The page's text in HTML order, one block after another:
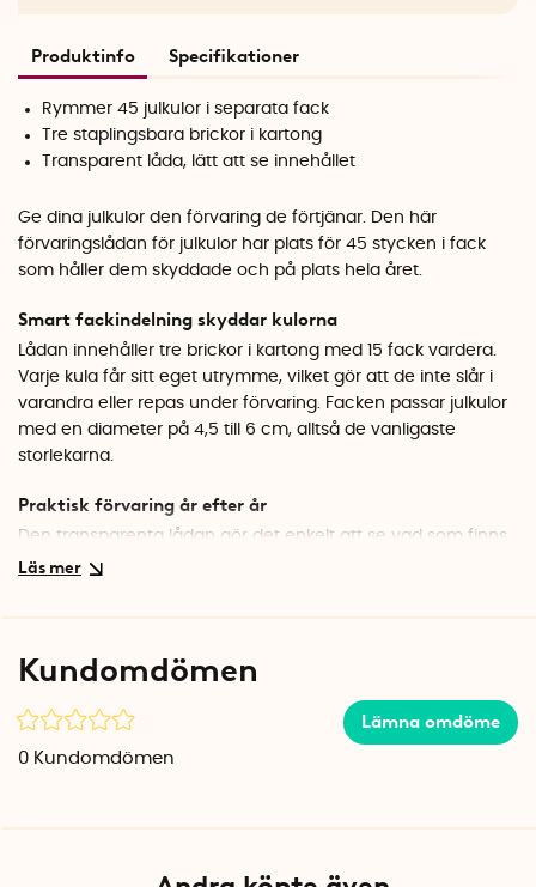
Produktinfo Specifikationer
Rymmer 45 julkulor i separata fack
Tre staplingsbara brickor i kartong
Transparent låda, lätt att se innehållet
Ge dina julkulor den förvaring de förtjänar. Den här
förvaringslådan för julkulor har plats för 45 stycken i fack
som håller dem skyddade och på plats hela året.
Smart fackindelning skyddar kulorna
Lådan innehåller tre brickor i kartong med 15 fack vardera.
Varje kula får sitt eget utrymme, vilket gör att de inte slår i
varandra eller repas under förvaring. Facken passar julkulor
med en diameter på 4,5 till 6 cm, alltså de vanligaste
storlekarna.
Praktisk förvaring år efter år
Den transparenta lådan gör det enkelt att se vad som finns
inuti utan att behöva öppna den. Det silverfärgade locket
Förvaringslådan är tillverkad av BPA-fri plast i Nederländerna
och håller för många säsongers användning. Med måtten
Mått: 43 x 34,5 x 22,5 cm
Kundomdömen
Lämna omdöme
0 Kundomdömen